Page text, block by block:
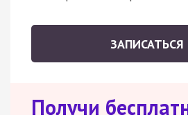
ЗАПИСАТЬСЯ
Получи